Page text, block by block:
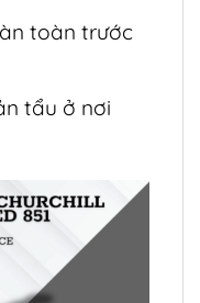
toàn trước
tẩu ở nơi